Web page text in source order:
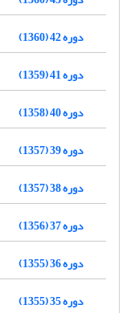
دوره 42 (1360)
دوره 41 (1359)
دوره 40 (1358)
دوره 39 (1357)
دوره 38 (1357)
دوره 37 (1356)
دوره 36 (1355)
دوره 35 (1355)